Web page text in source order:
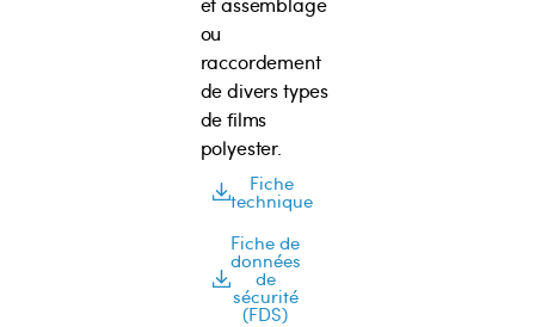
ou
raccordement
de divers types
de films
polyester.
Fiche
technique
Fiche de
données
de
sécurité
(FDS)